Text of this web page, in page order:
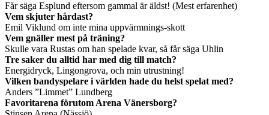
Får säga Esplund eftersom gammal är äldst! (Mest erfarenhet)
Vem skjuter hårdast?
Emil Viklund om inte mina uppvärmnings-skott
Vem gnäller mest på träning?
Skulle vara Rustas om han spelade kvar, så får säga Uhlin
Tre saker du alltid har med dig till match?
Energidryck, Lingongrova, och min utrustning!
Vilken bandyspelare i världen hade du helst spelat med?
Anders ”Limmet” Lundberg
Favoritarena förutom Arena Vänersborg?